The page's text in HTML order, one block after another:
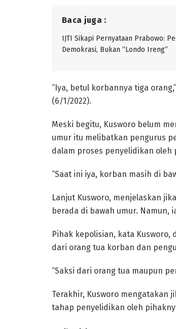
Baca juga :
IJTI Sikapi Pernyataan Prabowo:
Demokrasi, Bukan “Londo Ireng”
“Iya, betul korbannya tiga
(6/1/2022).
Meski begitu, Kusworo belum
umur itu melibatkan pengurus
dalam proses penyelidikan oleh
“Saat ini iya, korban masih di
Lanjut Kusworo, menjelaskan
berada di bawah umur. Namun,
Pihak kepolisian, kata
dari orang tua korban dan
“Saksi dari orang tua maupun
Terakhir, Kusworo mengatakan
tahap penyelidikan oleh